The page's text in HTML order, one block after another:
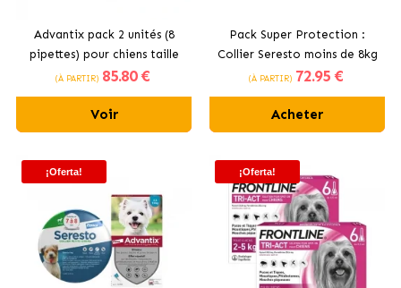
Advantix pack 2 unités (8
pipettes) pour chiens taille
grande (+25kg)
(À PARTIR) 85.80 €
Voir
Pack Super Protection :
Collier Seresto moins de 8kg
+ Advantix 4 pipettes 0-4kg
(À PARTIR) 72.95 €
Acheter
¡Oferta! ¡Oferta!